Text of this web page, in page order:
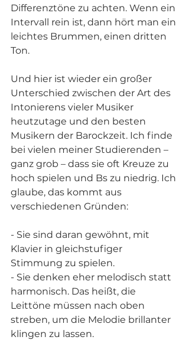
Differenztöne zu achten. Wenn ein
Intervall rein ist, dann hört man ein
leichtes Brummen, einen dritten
Ton.
Und hier ist wieder ein großer
Unterschied zwischen der Art des
Intonierens vieler Musiker
heutzutage und den besten
Musikern der Barockzeit. Ich finde
bei vielen meiner Studierenden –
ganz grob – dass sie oft Kreuze zu
hoch spielen und Bs zu niedrig. Ich
glaube, das kommt aus
verschiedenen Gründen:
- Sie sind daran gewöhnt, mit
Klavier in gleichstufiger
Stimmung zu spielen.
- Sie denken eher melodisch statt
harmonisch. Das heißt, die
Leittöne müssen nach oben
streben, um die Melodie brillanter
klingen zu lassen.